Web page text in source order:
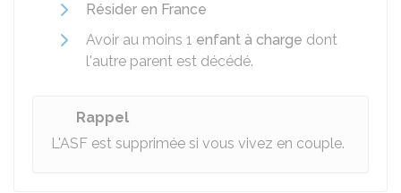
Résider en France
Avoir au moins 1 enfant à charge dont
l'autre parent est décédé.
Rappel
L'ASF est supprimée si vous vivez en couple.